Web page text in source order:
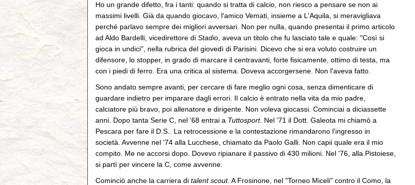
Ho un grande difetto, fra i tanti: quando si tratta di calcio, non riesco a pensare se non ai
massimi livelli. Già da quando giocavo, l'amico Vemati, insieme a L'Aquila, si meravigliava
perché parlavo sempre dei migliori avversari. Non per nulla, quando presentai il primo articolo
ad Aldo Bardelli, vicedirettore di Stadio , aveva un titolo che fu lasciato tale e quale: "Così si
gioca in undici", nella rubrica del giovedì di Parisini. Dicevo che si era voluto costruire un
difensore, lo stopper, in grado di marcare il centravanti, forte fisicamente, ottimo di testa, ma
con i piedi di ferro. Era una critica al sistema. Doveva accorgersene. Non l'aveva fatto.
Sono andato sempre avanti, per cercare di fare meglio ogni cosa, senza dimenticare di
guardare indietro per imparare dagli errori. Il calcio è entrato nella vita da mio padre,
calciatore più bravo, poi allenatore e dirigente. Non voleva giocassi. Cominciai a diciassette
anni. Dopo tanta Serie C, nel '68 entrai a Tuttosport. Nel '71 il Dott. Galeota mi chiamò a
Pescara per fare il D.S.. La retrocessione e la contestazione rimandarono l'ingresso in
società. Avvenne nel '74 alla Lucchese, chiamato da Paolo Galli. Non capii quale era il mio
compito. Me ne accorsi dopo. Dovevo ripianare il passivo di 430 milioni. Nel '76, alla Pistoiese,
si partì per vincere la C, come avvenne.
Cominciò anche la carriera di talent scout. A Frosinone, nel "Torneo Miceli" contro il Como, la